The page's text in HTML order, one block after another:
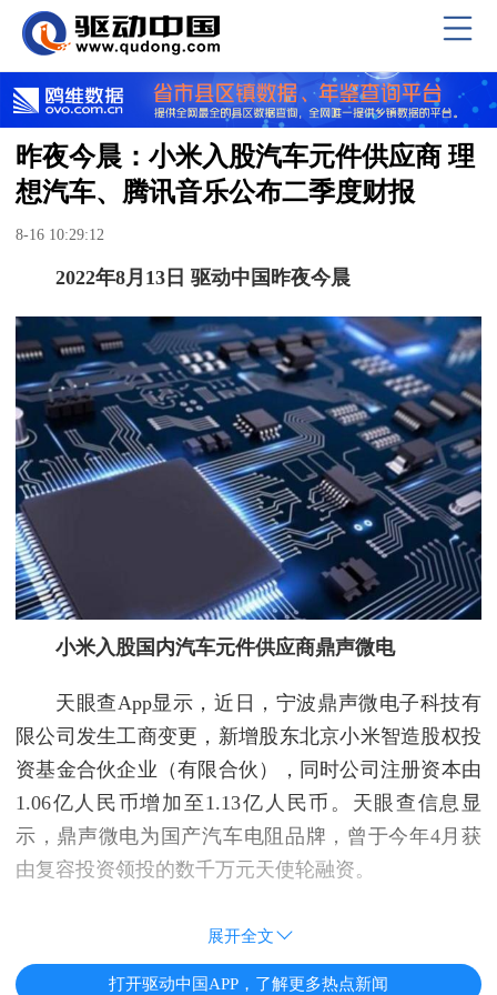
昨夜今晨：小米入股汽车元件供应商 理
想汽车、腾讯音乐公布二季度财报
8-16 10:29:12
2022年8月13日 驱动中国昨夜今晨
小米入股国内汽车元件供应商鼎声微电
天眼查App显示，近日，宁波鼎声微电子科技有
限公司发生工商变更，新增股东北京小米智造股权投
资基金合伙企业（有限合伙），同时公司注册资本由
1.06亿人民币增加至1.13亿人民币。天眼查信息显
示，鼎声微电为国产汽车电阻品牌，曾于今年4月获
由复容投资领投的数千万元天使轮融资。
展开全文
打开驱动中国APP，了解更多热点新闻